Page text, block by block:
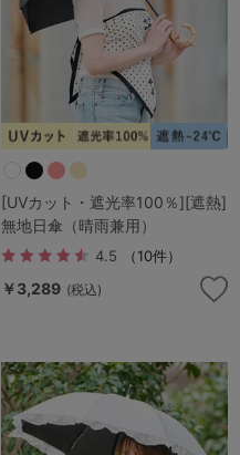
[UVカット・遮光率100％][遮熱]
無地日傘（晴雨兼用）
4.5 （10件）
￥3,289 (税込)